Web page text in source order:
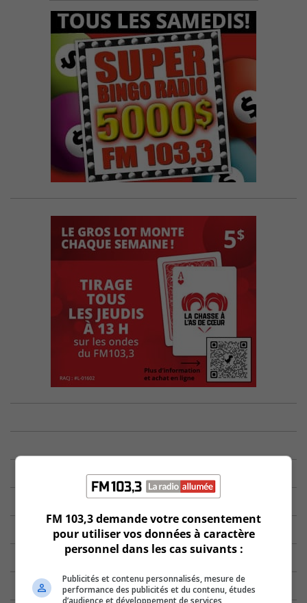
FM 103,3 demande votre consentement
pour utiliser vos données à caractère
personnel dans les cas suivants :
Publicités et contenu personnalisés, mesure de
performance des publicités et du contenu, études
d’audience et développement de services